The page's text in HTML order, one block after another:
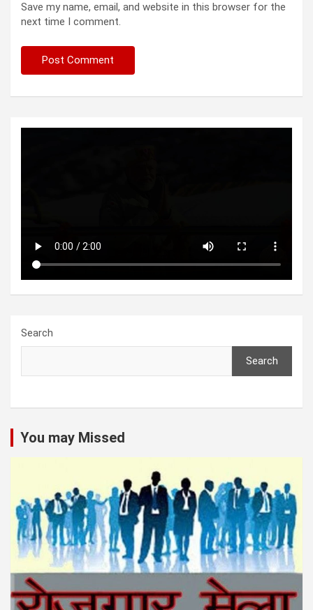
Save my name, email, and website in this browser for the
next time I comment.
Search
Search
You may Missed